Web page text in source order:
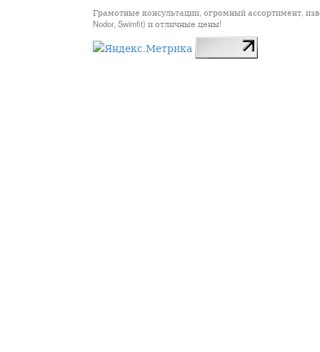
Грамотные консультации, огромный ассортимент,
Nodor, Swimfit) и отличные цены!